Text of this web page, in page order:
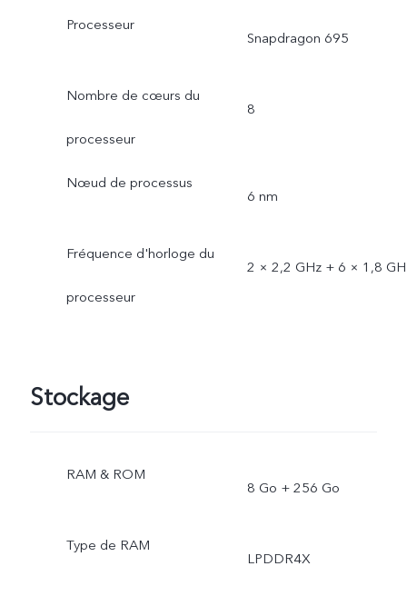
Processeur
Snapdragon 695
Nombre de cœurs du
processeur
8
Nœud de processus
6 nm
Fréquence d'horloge du
processeur
2 × 2,2 GHz + 6 × 1,8
Stockage
RAM & ROM
8 Go + 256 Go
Type de RAM
LPDDR4X